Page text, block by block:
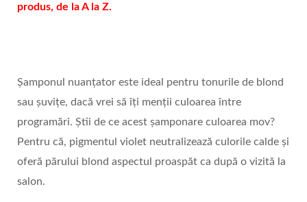
produs, de la A la Z.
Șamponul nuanțator este ideal pentru tonurile de blond
sau șuvițe, dacă vrei să îți menții culoarea între
programări. Știi de ce acest șamponare culoarea mov?
Pentru că, pigmentul violet neutralizează culorile calde și
oferă părului blond aspectul proaspăt ca după o vizită la
salon.